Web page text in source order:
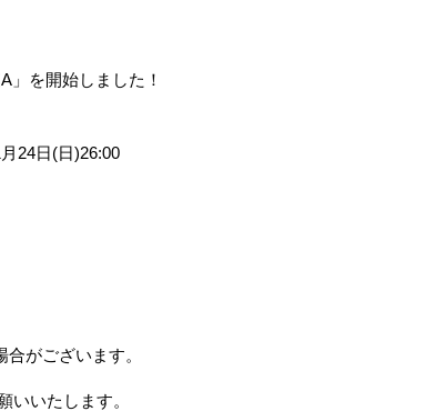
」を開始しました！
24日(日)26:00
がございます。
いいたします。